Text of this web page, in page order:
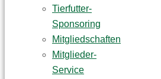
Tierfutter-
Sponsoring
Mitgliedschaften
Mitglieder-
Service